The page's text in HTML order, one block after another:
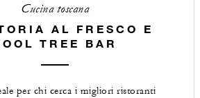
Cucina toscana
AL FRESCO E
TREE BAR
per chi cerca i migliori ristoranti